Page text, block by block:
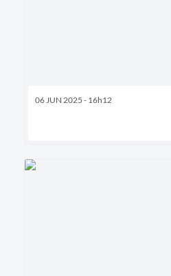
06 JUN 2025 - 16h12